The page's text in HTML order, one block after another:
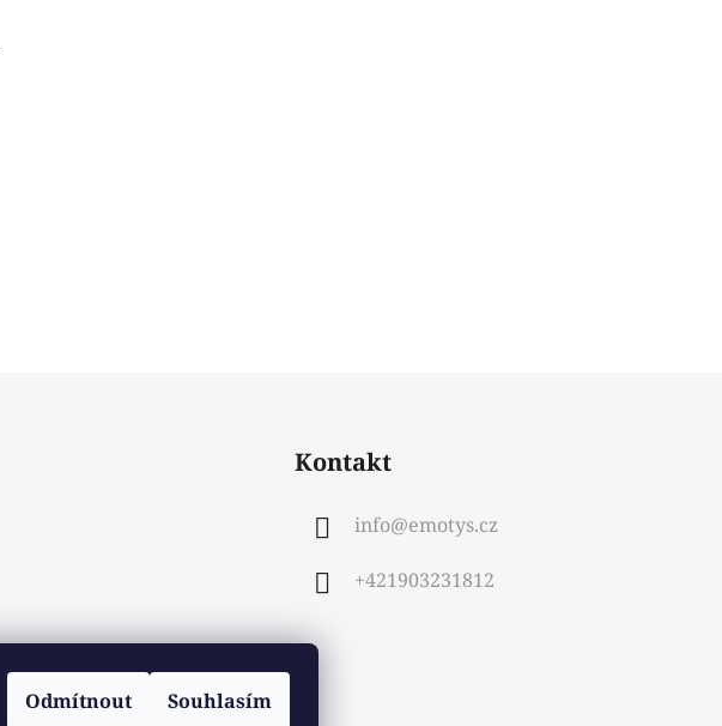
Odmítnout Souhlasím
Kontakt
info@emotys.cz
+421903231812